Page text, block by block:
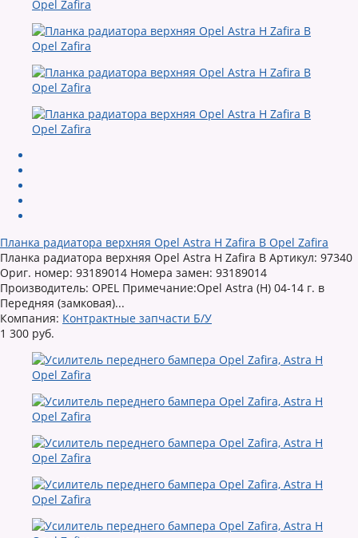
Планка радиатора верхняя Opel Astra H Zafira B Opel Zafira
Планка радиатора верхняя Opel Astra H Zafira B Артикул: 97340
Ориг. номер: 93189014 Номера замен: 93189014
Производитель: OPEL Примечание:Opel Astra (H) 04-14 г. в
Передняя (замковая)...
Компания: Контрактные запчасти Б/У
1 300 руб.